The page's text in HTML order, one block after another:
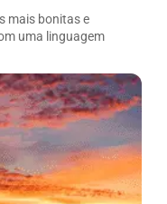
mais bonitas e
uma linguagem